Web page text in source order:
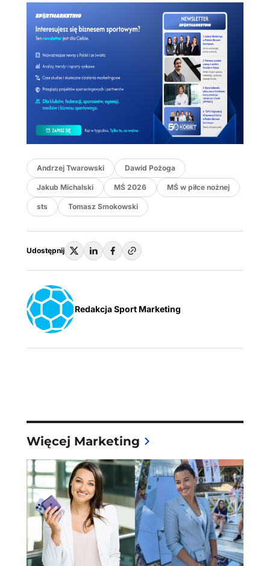
Andrzej Twarowski Dawid Pożoga
Jakub Michalski MŚ 2026 MŚ w piłce nożnej
sts Tomasz Smokowski
Udostępnij
Redakcja Sport Marketing
Więcej Marketing